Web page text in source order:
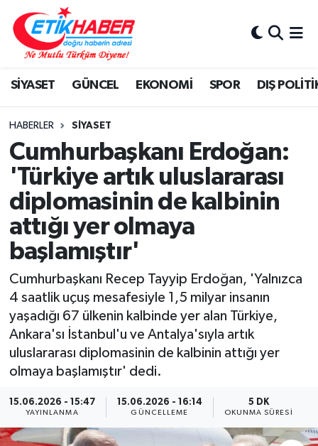
SİYASET GÜNCEL EKONOMİ SPOR DIŞ
HABERLER SİYASET
Cumhurbaşkanı Erdoğan:
'Türkiye artık uluslararası
diplomasinin de kalbinin
attığı yer olmaya
başlamıştır'
Cumhurbaşkanı Recep Tayyip Erdoğan, 'Yalnızca
4 saatlik uçuş mesafesiyle 1,5 milyar insanın
yaşadığı 67 ülkenin kalbinde yer alan Türkiye,
Ankara'sı İstanbul'u ve Antalya'sıyla artık
uluslararası diplomasinin de kalbinin attığı yer
olmaya başlamıştır' dedi.
15.06.2026 - 15:47
YAYINLANMA
15.06.2026 - 16:14
GÜNCELLEME
5 DK
OKUNMA SÜRESI
BİLİM-TEKNOLOJİ
DIŞ POLİTİKA
DÜNYA
EĞİTİM GENÇLİK
EKONOMİ
KÖŞE YAZILARI
KÜLTÜR-SANAT-MAGAZİN
MEDYA
RÖPORTAJLAR
SAĞLIK
Nöbetçi Eczaneler
Hava Durumu
İstanbul Namaz Vakitleri
Trafik Durumu
Süper Lig Puan Durumu ve Fikstür
Tüm Manşetler
Son Dakika Haberleri
Haber Arşivi